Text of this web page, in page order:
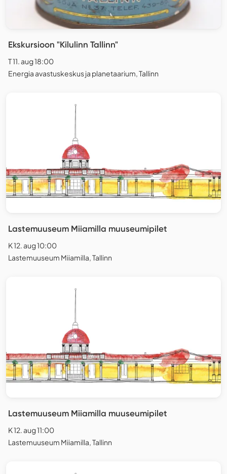
Ekskursioon "Kilulinn Tallinn"
T 11. aug 18:00
Energia avastuskeskus ja planetaarium, Tallinn
Lastemuuseum Miiamilla muuseumipilet
K 12. aug 10:00
Lastemuuseum Miiamilla, Tallinn
Lastemuuseum Miiamilla muuseumipilet
K 12. aug 11:00
Lastemuuseum Miiamilla, Tallinn